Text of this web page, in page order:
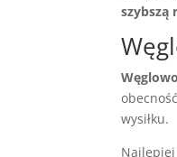
szybszą
wysiłku.